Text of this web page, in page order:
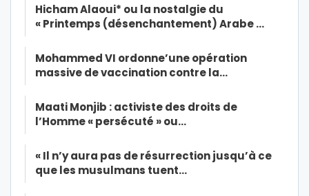
Hicham Alaoui* ou la nostalgie du
« Printemps (désenchantement) Arabe …
Mohammed VI ordonne’une opération
massive de vaccination contre la…
Maati Monjib : activiste des droits de
l’Homme « persécuté » ou…
« Il n’y aura pas de résurrection jusqu’à ce
que les musulmans tuent…